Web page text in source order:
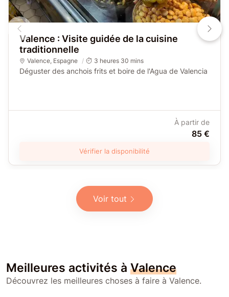
Valence : Visite guidée de la cuisine
traditionnelle
Valence, Espagne 3 heures 30 mins
Déguster des anchois frits et boire de l'Agua de Valencia
À partir de
85 €
Vérifier la disponibilité
Voir tout
Meilleures activités à Valence
Découvrez les meilleures choses à faire à Valence.